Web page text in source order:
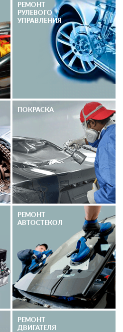
РЕМОНТ
РУЛЕВОГО
УПРАВЛЕНИЯ
ПОКРАСКА
РЕМОНТ
АВТОСТЕКОЛ
РЕМОНТ
ДВИГАТЕЛЯ